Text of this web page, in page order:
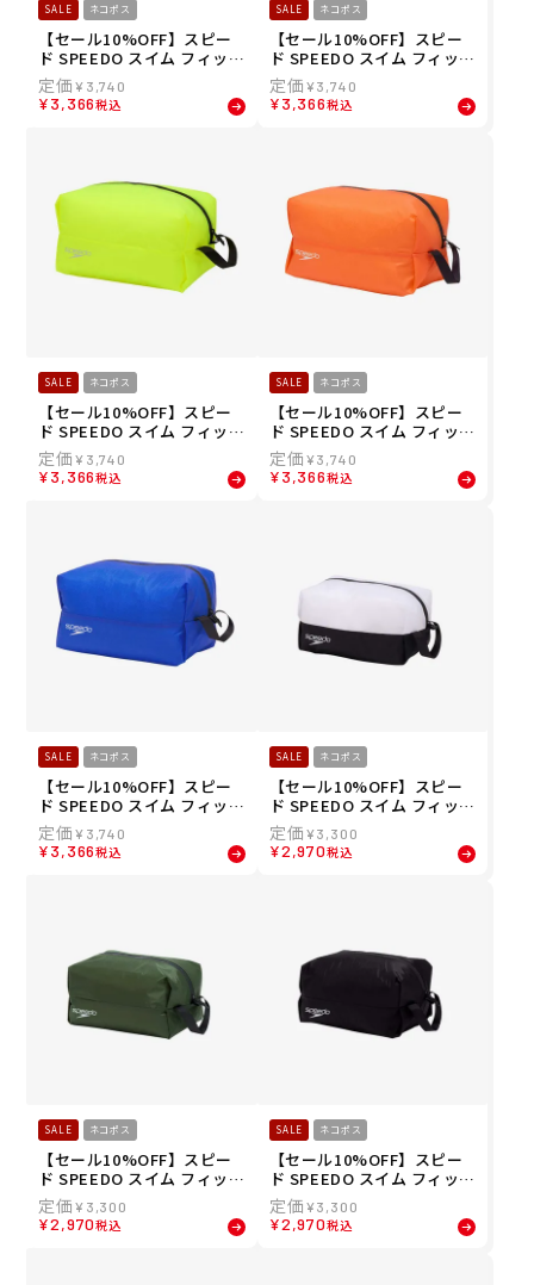
SALE ネコポス
【セール10%OFF】スピー
ド SPEEDO スイム フィット
ネス 競泳 鞄 バッグ ポーチ
ウォーター プルーフ エル W
ater Proof L SE22512-KH
¥ 3,740
¥3,366税込
SALE ネコポス
【セール10%OFF】スピー
ド SPEEDO スイム フィット
ネス 競泳 鞄 バッグ ポーチ
ウォーター プルーフ エル W
ater Proof L SE22512-K
¥3,740
¥3,366税込
SALE ネコポス
【セール10%OFF】スピー
ド SPEEDO スイム フィット
ネス 競泳 鞄 バッグ ポーチ
ウォーター プルーフ エル W
ater Proof L SE22512-FY
¥ 3,740
¥3,366税込
SALE ネコポス
【セール10%OFF】スピー
ド SPEEDO スイム フィット
ネス 競泳 鞄 バッグ ポーチ
ウォーター プルーフ エル W
ater Proof L SE22512-DO
¥3,740
¥3,366税込
SALE ネコポス
【セール10%OFF】スピー
ド SPEEDO スイム フィット
ネス 競泳 鞄 バッグ ポーチ
ウォーター プルーフ エル W
ater Proof L SE22512-BB
¥ 3,740
¥3,366税込
SALE ネコポス
【セール10%OFF】スピー
ド SPEEDO スイム フィット
ネス 競泳 鞄 バッグ ポーチ
ウォーター プルーフ エム W
ater Proof M SE22511-WK
¥3,300
¥2,970税込
SALE ネコポス
【セール10%OFF】スピー
ド SPEEDO スイム フィット
ネス 競泳 鞄 バッグ ポーチ
ウォーター プルーフ エム W
ater Proof M SE22511-SK
¥ 3,300
¥2,970税込
SALE ネコポス
【セール10%OFF】スピー
ド SPEEDO スイム フィット
ネス 競泳 鞄 バッグ ポーチ
ウォーター プルーフ エム W
ater Proof M SE22511-K
¥3,300
¥2,970税込